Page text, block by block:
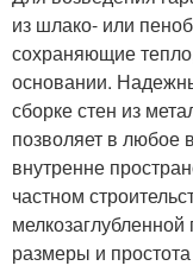
из шлако- или
сохраняющие
основании.
сборке стен из
позволяет в любое
внутренне
частном
размеры и